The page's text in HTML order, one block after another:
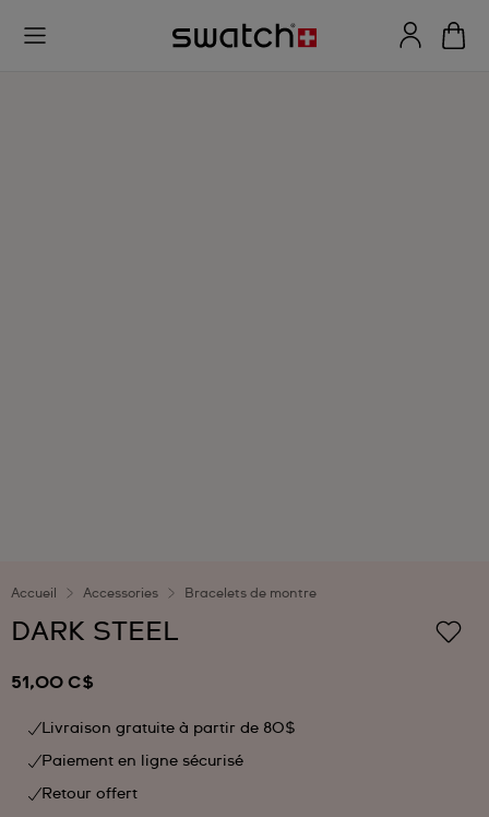
Accueil Accessories Bracelets de montre
DARK STEEL
51,00 C$
Livraison gratuite à partir de 80$
Paiement en ligne sécurisé
Retour offert